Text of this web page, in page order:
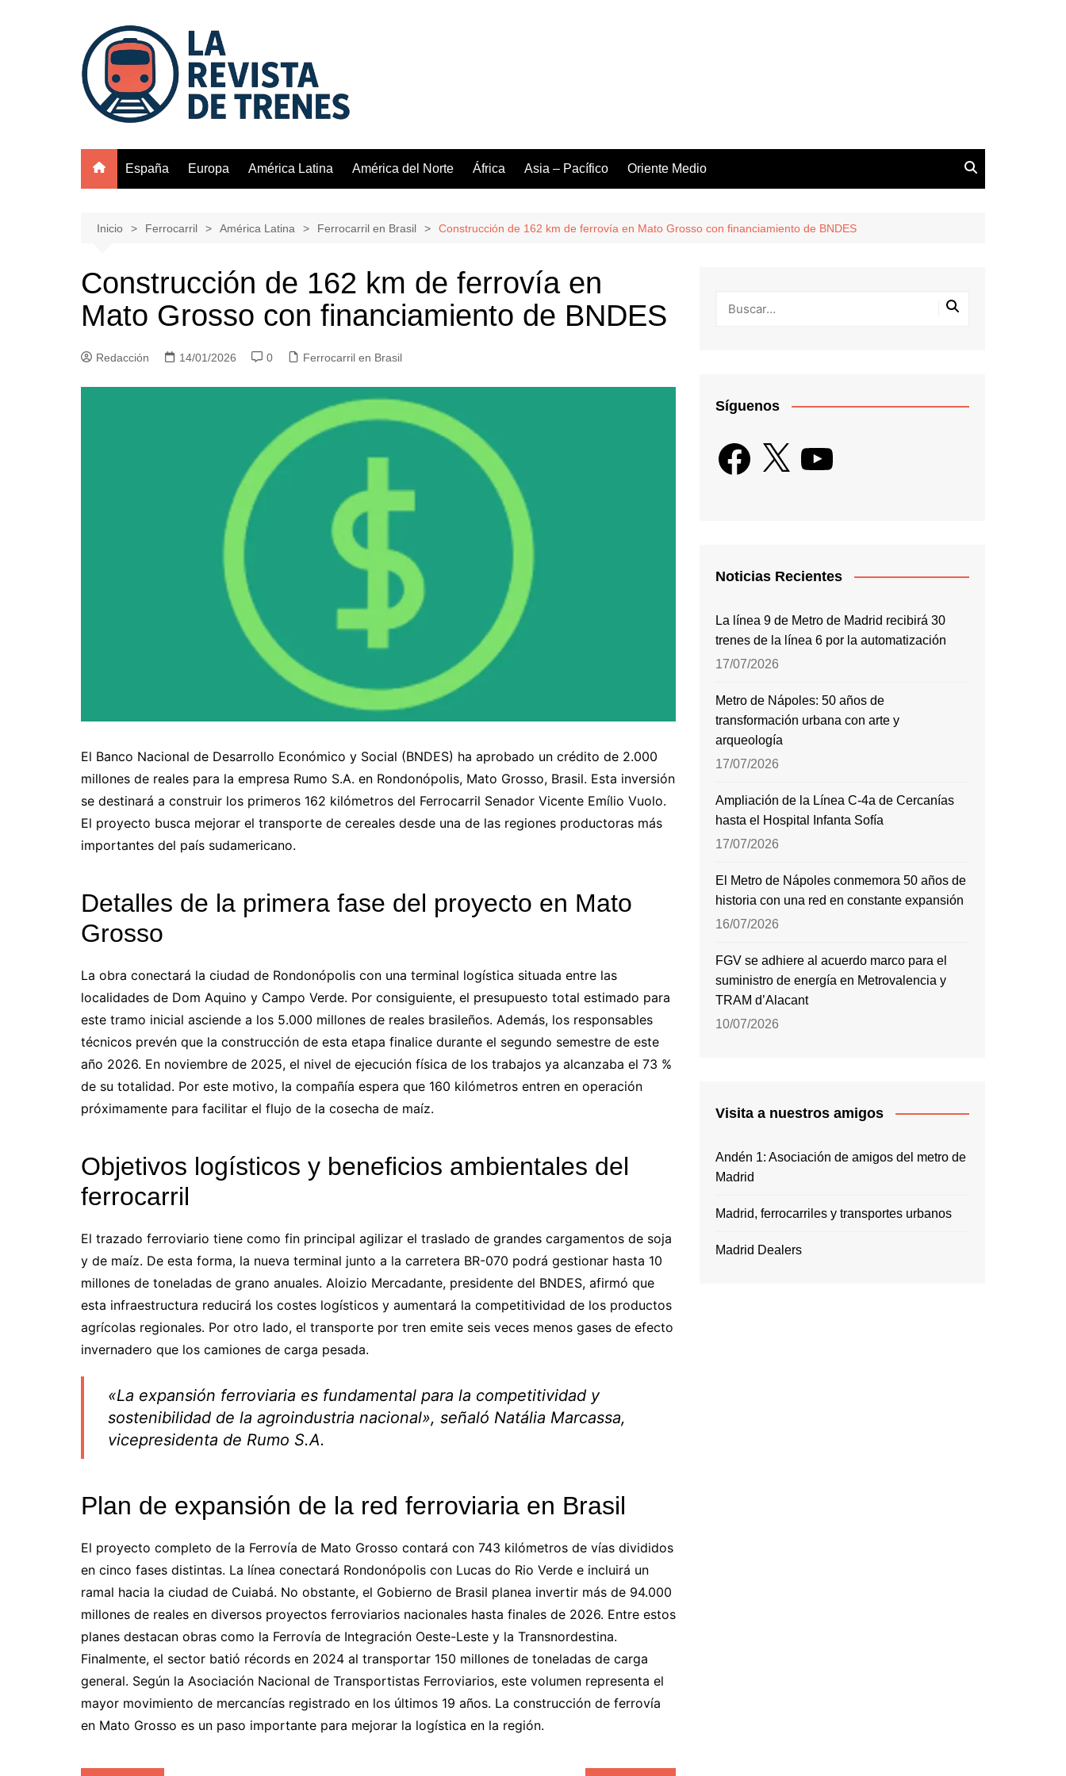
España Europa América Latina América del Norte África Asia – Pacífico Oriente Medio
Inicio Ferrocarril América Latina Ferrocarril en Brasil Construcción de 162 km de ferrovía en Mato Grosso con financiamiento de BNDES
Construcción de 162 km de ferrovía en
Mato Grosso con financiamiento de BNDES
Redacción 14/01/2026 0 Ferrocarril en Brasil
El Banco Nacional de Desarrollo Económico y Social (BNDES) ha aprobado un crédito de 2.000
millones de reales para la empresa Rumo S.A. en Rondonópolis, Mato Grosso, Brasil. Esta inversión
se destinará a construir los primeros 162 kilómetros del Ferrocarril Senador Vicente Emílio Vuolo.
El proyecto busca mejorar el transporte de cereales desde una de las regiones productoras más
importantes del país sudamericano.
Detalles de la primera fase del proyecto en Mato
Grosso
La obra conectará la ciudad de Rondonópolis con una terminal logística situada entre las
localidades de Dom Aquino y Campo Verde. Por consiguiente, el presupuesto total estimado para
este tramo inicial asciende a los 5.000 millones de reales brasileños. Además, los responsables
técnicos prevén que la construcción de esta etapa finalice durante el segundo semestre de este
año 2026. En noviembre de 2025, el nivel de ejecución física de los trabajos ya alcanzaba el 73 %
de su totalidad. Por este motivo, la compañía espera que 160 kilómetros entren en operación
próximamente para facilitar el flujo de la cosecha de maíz.
Objetivos logísticos y beneficios ambientales del
ferrocarril
El trazado ferroviario tiene como fin principal agilizar el traslado de grandes cargamentos de soja
y de maíz. De esta forma, la nueva terminal junto a la carretera BR-070 podrá gestionar hasta 10
millones de toneladas de grano anuales. Aloizio Mercadante, presidente del BNDES, afirmó que
esta infraestructura reducirá los costes logísticos y aumentará la competitividad de los productos
agrícolas regionales. Por otro lado, el transporte por tren emite seis veces menos gases de efecto
invernadero que los camiones de carga pesada.
«La expansión ferroviaria es fundamental para la competitividad y
sostenibilidad de la agroindustria nacional», señaló Natália Marcassa,
vicepresidenta de Rumo S.A.
Plan de expansión de la red ferroviaria en Brasil
El proyecto completo de la Ferrovía de Mato Grosso contará con 743 kilómetros de vías divididos
en cinco fases distintas. La línea conectará Rondonópolis con Lucas do Rio Verde e incluirá un
ramal hacia la ciudad de Cuiabá. No obstante, el Gobierno de Brasil planea invertir más de 94.000
millones de reales en diversos proyectos ferroviarios nacionales hasta finales de 2026. Entre estos
planes destacan obras como la Ferrovía de Integración Oeste-Leste y la Transnordestina.
Finalmente, el sector batió récords en 2024 al transportar 150 millones de toneladas de carga
general. Según la Asociación Nacional de Transportistas Ferroviarios, este volumen representa el
mayor movimiento de mercancías registrado en los últimos 19 años. La construcción de ferrovía
en Mato Grosso es un paso importante para mejorar la logística en la región.
Síguenos
Facebook
X YouTube
Noticias Recientes
La línea 9 de Metro de Madrid recibirá 30
trenes de la línea 6 por la automatización
17/07/2026
Metro de Nápoles: 50 años de
transformación urbana con arte y
arqueología
17/07/2026
Ampliación de la Línea C-4a de Cercanías
hasta el Hospital Infanta Sofía
17/07/2026
El Metro de Nápoles conmemora 50 años de
historia con una red en constante expansión
16/07/2026
FGV se adhiere al acuerdo marco para el
suministro de energía en Metrovalencia y
TRAM d’Alacant
10/07/2026
Visita a nuestros amigos
Andén 1: Asociación de amigos del metro de
Madrid
Madrid, ferrocarriles y transportes urbanos
Madrid Dealers